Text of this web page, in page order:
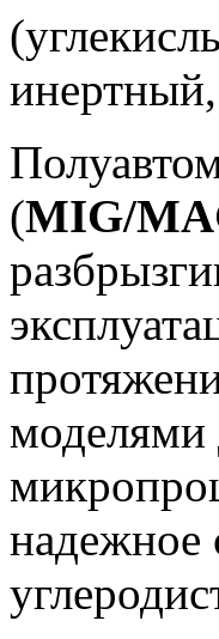
(MIG/
моделями
надежное